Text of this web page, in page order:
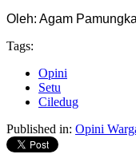
Oleh: Agam
Tags:
Opini
Setu
Ciledug
Published in: Opini